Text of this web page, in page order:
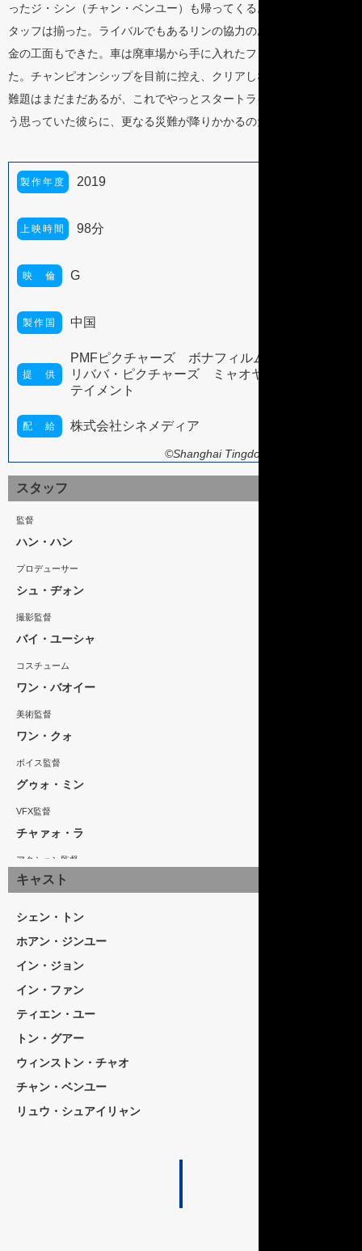
ったジ・シン（チャン・ベンユー）も帰ってくる。これでチームス
タッフは揃った。ライバルでもあるリンの協力のおかげで、何とか
金の工面もできた。車は廃車場から手に入れたフレームで造り上げ
た。チャンピオンシップを目前に控え、クリアしなければならない
難題はまだまだあるが、これでやっとスタートラインにつける！そ
う思っていた彼らに、更なる災難が降りかかるのだった…。
製作年度 2019
上映時間 98分
映 倫 G
製作国 中国
提 供
PMFピクチャーズ ボナフィルムグループ ア
リババ・ピクチャーズ ミャオヤン・エンター
テイメント
配 給 株式会社シネメディア
©Shanghai Tingdong Film Co., Ltd.
スタッフ
キャスト
監督
ハン・ハン
プロデューサー
シュ・ヂォン
撮影監督
バイ・ユーシャ
コスチューム
ワン・バオイー
美術監督
ワン・クォ
ボイス監督
グゥォ・ミン
VFX監督
チャァォ・ラ
アクション監督
ルゥォ・イーミン
シェン・トン
ホアン・ジンユー
イン・ジョン
イン・ファン
ティエン・ユー
トン・グアー
ウィンストン・チャオ
チャン・ベンユー
リュウ・シュアイリャン